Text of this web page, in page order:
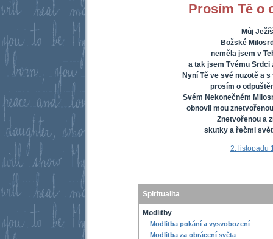
Prosím Tě o
Můj
Božské
neměla jsem v
a tak jsem Tvému Srdci
Nyní Tě ve své nuzotě a
prosím o
Svém Nekonečném
obnovil mou
Znetvořenou a
skutky a řečmi
2. listopadu
Spiritualita
Modlitby
Modlitba pokání a vysvobození
Modlitba za obrácení světa